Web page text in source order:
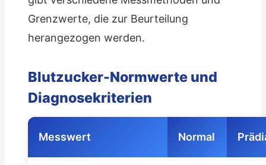
Grenzwerte, die zur Beurteilung
herangezogen werden.
Blutzucker-Normwerte und
Diagnosekriterien
Messwert Normal